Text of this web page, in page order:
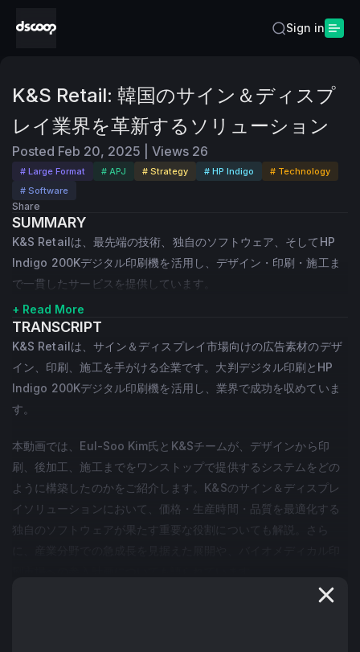
Sign in
K&S Retail: 韓国のサイン＆ディスプ
レイ業界を革新するソリューション
Posted Feb 20, 2025 Views 26
# Large Format # APJ # Strategy # HP Indigo
# Technology
# Software
Share
SUMMARY
K&S Retailは、最先端の技術、独自のソフトウェア、そしてHP
Indigo 200Kデジタル印刷機を活用し、デザイン・印刷・施工ま
で一貫したサービスを提供しています。
+ Read More
TRANSCRIPT
K&S Retailは、サイン＆ディスプレイ市場向けの広告素材のデザ
イン、印刷、施工を手がける企業です。大判デジタル印刷とHP
Indigo 200Kデジタル印刷機を活用し、業界で成功を収めていま
す。
本動画では、Eul-Soo Kim氏とK&Sチームが、デザインから印
刷、後加工、施工までをワンストップで提供するシステムをどの
ように構築したのかをご紹介します。K&Sのサイン＆ディスプレ
イソリューションにおいて、価格・生産時間・品質を最適化する
独自のソフトウェアが果たす重要な役割についても解説。さら